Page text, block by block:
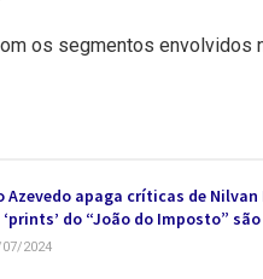
os segmentos envolvidos
Azevedo apaga críticas de Nilvan
‘prints’ do “João do Imposto”
2024